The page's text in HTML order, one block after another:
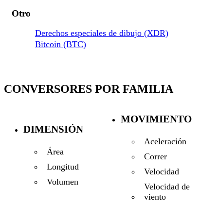
Otro
Derechos especiales de dibujo (XDR)
Bitcoin (BTC)
CONVERSORES POR FAMILIA
DIMENSIÓN
Área
Longitud
Volumen
MOVIMIENTO
Aceleración
Correr
Velocidad
Velocidad de
viento